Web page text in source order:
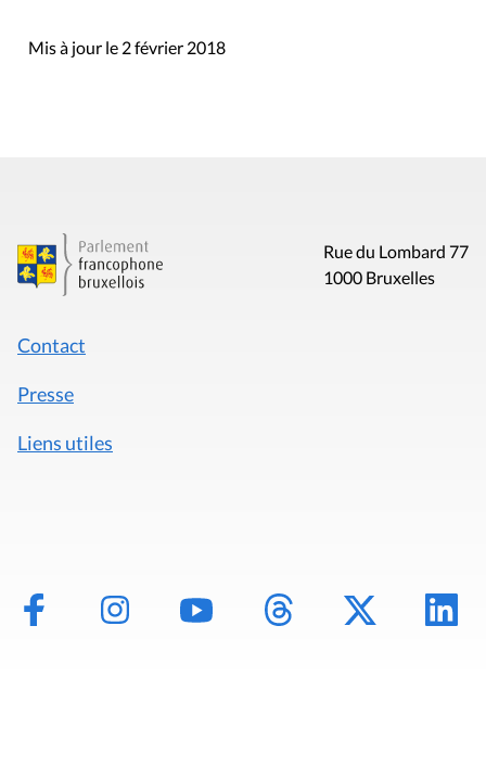
Mis à jour le 2 février 2018
Rue du Lombard 77
1000 Bruxelles
Contact
Presse
Liens utiles